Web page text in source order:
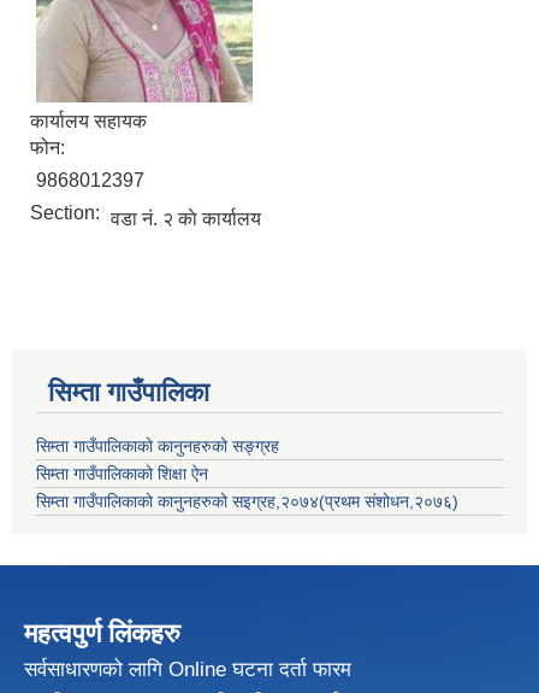
कार्यालय सहायक
फोन:
9868012397
Section: वडा नं. २ काे कार्यालय
सिम्ता गाउँपालिका
सिम्ता गाउँपालिकाको कानुनहरुको सङ्ग्रह
सिम्ता गाउँपालिकाको शिक्षा ऐन
सिम्ता गाउँपालिकाको कानुनहरुको सइग्रह,२०७४(प्रथम संशोधन,२०७६)
महत्वपुर्ण लिंकहरु
सर्वसाधारणको लागि Online घटना दर्ता फारम